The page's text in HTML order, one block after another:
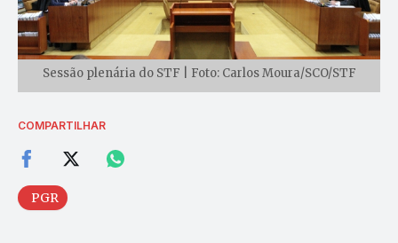
Sessão plenária do STF | Foto: Carlos Moura/SCO/STF
COMPARTILHAR
PGR